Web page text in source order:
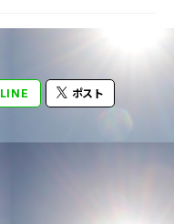
LINE ポスト